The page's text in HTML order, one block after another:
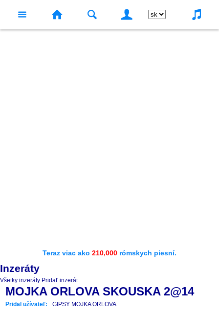
Teraz viac ako 210,000 rómskych piesní.
Inzeráty
Všetky inzeráty Pridať inzerát
MOJKA ORLOVA SKOUSKA 2@14
Pridal užívateľ: GIPSY MOJKA ORLOVA